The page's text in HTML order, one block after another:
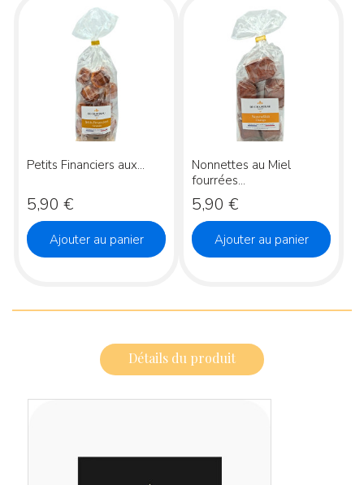
Petits Financiers aux...
Prix
5,90 €
Ajouter au panier
Nonnettes au Miel
fourrées...
Prix
5,90 €
Ajouter au panier
Détails du produit